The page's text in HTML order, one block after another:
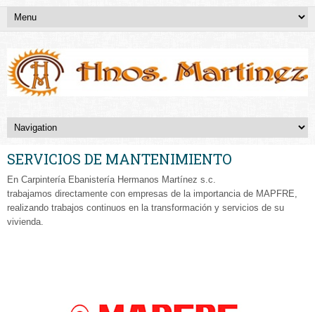
SERVICIOS DE MANTENIMIENTO
En Carpintería Ebanistería Hermanos Martínez s.c.
trabajamos directamente con empresas de la importancia de MAPFRE,
realizando trabajos continuos en la transformación y servicios de su
vivienda.